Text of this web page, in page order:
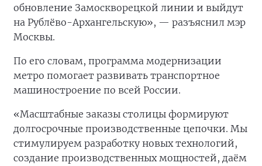
обновление Замоскворецкой линии и выйдут
на Рублёво-Архангельскую», — разъяснил мэр
Москвы.
По его словам, программа модернизации
метро помогает развивать транспортное
машиностроение по всей России.
«Масштабные заказы столицы формируют
долгосрочные производственные цепочки. Мы
стимулируем разработку новых технологий,
создание производственных мощностей, даём